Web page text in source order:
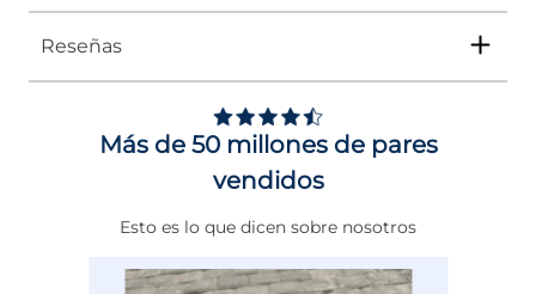
Tipo
Género Mujer
ENTRE 7 Y 8 CMS
NORMAL
ROJO
Reseñas
Más de 50 millones de pares
vendidos
Esto es lo que dicen sobre nosotros